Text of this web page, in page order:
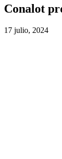
Conalot
17 julio, 2024